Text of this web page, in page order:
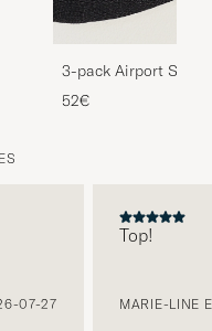
3-pack Airport
Melange
52€
07-27
Top!
MARIE-LINE